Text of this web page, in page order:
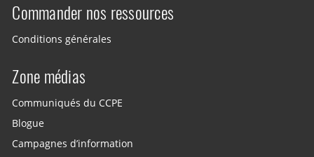
Commander nos ressources
Conditions générales
Zone médias
Communiqués du CCPE
Blogue
Campagnes d’information